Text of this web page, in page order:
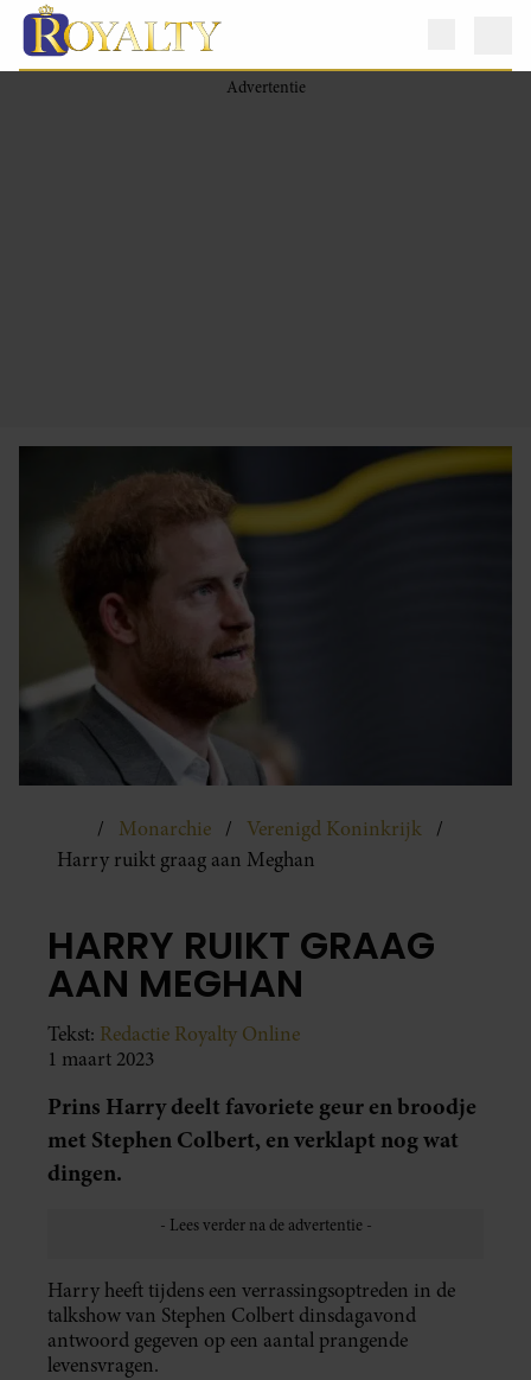
Monarchie
Verenigd Koninkrijk
Harry ruikt graag aan Meghan
HARRY RUIKT GRAAG
AAN MEGHAN
Tekst: Redactie Royalty Online
1 maart 2023
Prins Harry deelt favoriete geur en broodje
met Stephen Colbert, en verklapt nog wat
dingen.
Harry heeft tijdens een verrassingsoptreden in de
talkshow van Stephen Colbert dinsdagavond
antwoord gegeven op een aantal prangende
levensvragen.